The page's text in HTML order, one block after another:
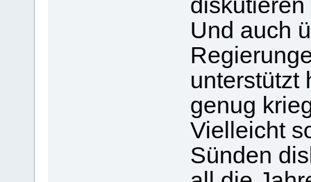
diskutieren
Und auch
unterstützt
genug
Vielleicht
Sünden